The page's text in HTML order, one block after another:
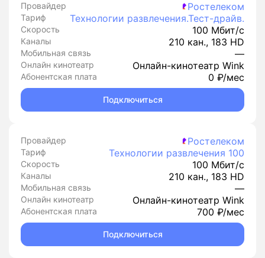
Провайдер Ростелеком
Тариф Технологии развлечения.Тест-драйв.
Скорость 100 Мбит/с
Каналы 210 кан., 183 HD
Мобильная связь —
Онлайн кинотеатр Онлайн-кинотеатр Wink
Абонентская плата 0 ₽/мес
Подключиться
Провайдер Ростелеком
Тариф Технологии развлечения 100
Скорость 100 Мбит/с
Каналы 210 кан., 183 HD
Мобильная связь —
Онлайн кинотеатр Онлайн-кинотеатр Wink
Абонентская плата 700 ₽/мес
Подключиться